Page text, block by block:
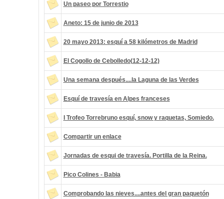
Un paseo por Torrestio
Aneto: 15 de junio de 2013
20 mayo 2013: esquí a 58 kilómetros de Madrid
El Cogollo de Cebolledo(12-12-12)
Una semana después....la Laguna de las Verdes
Esquí de travesía en Alpes franceses
I Trofeo Torrebruno esquí, snow y raquetas, Somiedo.
Compartir un enlace
Jornadas de esqui de travesía. Portilla de la Reina.
Pico Colines - Babia
Comprobando las nieves....antes del gran paquetón